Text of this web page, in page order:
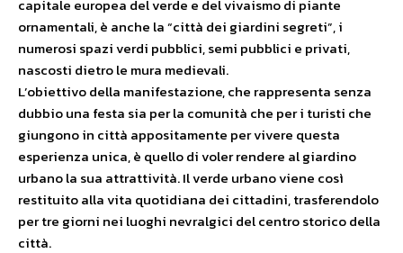
capitale europea del verde e del vivaismo di piante
ornamentali, è anche la “città dei giardini segreti”, i
numerosi spazi verdi pubblici, semi pubblici e privati,
nascosti dietro le mura medievali.
L’obiettivo della manifestazione, che rappresenta senza
dubbio una festa sia per la comunità che per i turisti che
giungono in città appositamente per vivere questa
esperienza unica, è quello di voler rendere al giardino
urbano la sua attrattività. Il verde urbano viene così
restituito alla vita quotidiana dei cittadini, trasferendolo
per tre giorni nei luoghi nevralgici del centro storico della
città.